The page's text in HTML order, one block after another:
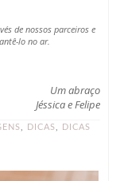
de nossos parceiros e
lo no ar.
Um abraço
Jéssica e Felipe
DICAS
DICAS